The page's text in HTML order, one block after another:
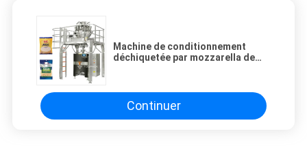
Machine de conditionnement
déchiquetée par mozzarella de
peseur de Multihead
Continuer